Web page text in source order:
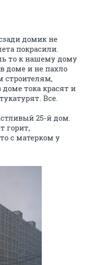
домик не
покрасили.
то к нашему дому
доме и не пахло
строителям,
тока красят и
Все.
25-й дом.
горит,
с матерком у